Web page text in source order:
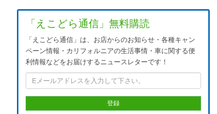
「えこどら通信」無料購読
「えこどら通信」は、お店からのお知らせ・各種キャン
ペーン情報・カリフォルニアの生活事情・車に関する便
利情報などをお届けするニュースレターです！